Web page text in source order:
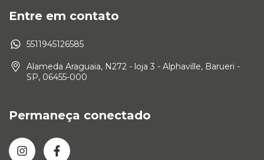
Entre em contato
5511945126585
Alameda Araguaia, N272 - loja 3 - Alphaville, Barueri -
SP, 06455-000
Permaneça conectado